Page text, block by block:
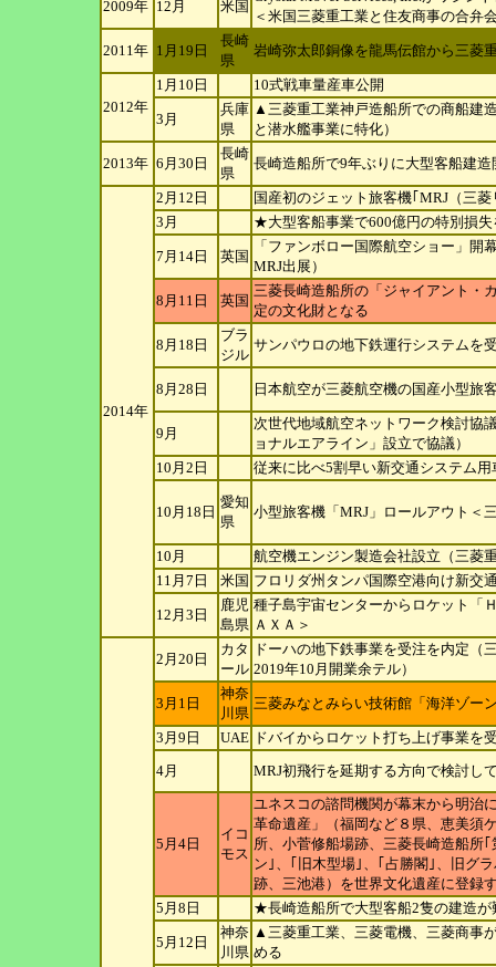
2009年 12月 米国
＜米国三菱重工業と住友商事の合弁
2011年 1月19日
長崎
県
岩崎弥太郎銅像を龍馬伝館から三菱
2012年
1月10日 10式戦車量産車公開
3月
兵庫
県
▲三菱重工業神戸造船所での商船建
と潜水艦事業に特化）
2013年 6月30日
長崎
県
長崎造船所で9年ぶりに大型客船建
2014年
2月12日
国産初のジェット旅客機｢MRJ（三
3月
★大型客船事業で600億円の特別損失
7月14日 英国
「ファンボロー国際航空ショー」開
MRJ出展）
8月11日 英国
三菱長崎造船所の「ジャイアント・
定の文化財となる
8月18日
ブラ
ジル
サンパウロの地下鉄運行システムを
8月28日 日本航空が三菱航空機の国産小型旅
9月
次世代地域航空ネットワーク検討協
ョナルエアライン」設立で協議）
10月2日
従来に比べ5割早い新交通システム
10月18日
愛知
県
小型旅客機「MRJ」ロールアウト＜
10月
航空機エンジン製造会社設立（三菱
11月7日
米国 フロリダ州タンパ国際空港向け新交
12月3日
鹿児
島県
種子島宇宙センターからロケット「
ＡＸＡ＞
2月20日
カタ
ール
ドーハの地下鉄事業を受注を内定（
2019年10月開業余テル）
3月1日
神奈
川 県
三菱みなとみらい技術館「海洋ゾー
3月9日 UAE ドバイからロケット打ち上げ事業を
4月
MRJ初飛行を延期する方向で検討し
5月4日
イコ
モス
ユネスコの諮問機関が幕末から明治
革命遺産」（福岡など８県、恵美須
所、小菅修船場跡、三菱長崎造船所
ン｣、｢旧木型場｣、｢占勝閣｣、旧グ
跡、三池港）を世界文化遺産に登録
5月8日
★長崎造船所で大型客船2隻の建造
5月12日
神奈
川 県
▲三菱重工業、三菱電機、三菱商事
める